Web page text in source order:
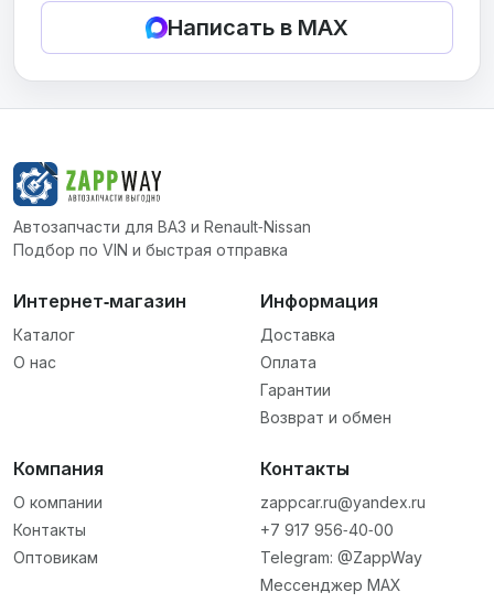
Написать в MAX
Автозапчасти для ВАЗ и Renault‑Nissan
Подбор по VIN и быстрая отправка
Интернет‑магазин
Каталог
О нас
Информация
Доставка
Оплата
Гарантии
Возврат и обмен
Компания
О компании
Контакты
Оптовикам
Контакты
zappcar.ru@yandex.ru
+7 917 956‑40‑00
Telegram: @ZappWay
Мессенджер MAX